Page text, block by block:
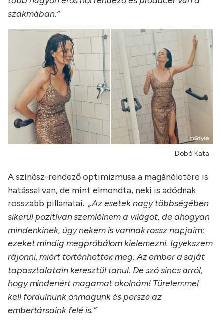
szakmában.”
Dobó Kata
A színész-rendező optimizmusa a magánéletére is
hatással van, de mint elmondta, neki is adódnak
rosszabb pillanatai. „Az esetek nagy többségében
sikerül pozitívan szemlélnem a világot, de ahogyan
mindenkinek, úgy nekem is vannak rossz napjaim:
ezeket mindig megpróbálom kielemezni. Igyekszem
rájönni, miért történhettek meg. Az ember a saját
tapasztalatainkeresztül tanul. De szó sincs arról,
hogy mindenért magamat okolnám! Türelemmel
kell fordulnunk önmagunk és persze az
embertársaink felé is.”